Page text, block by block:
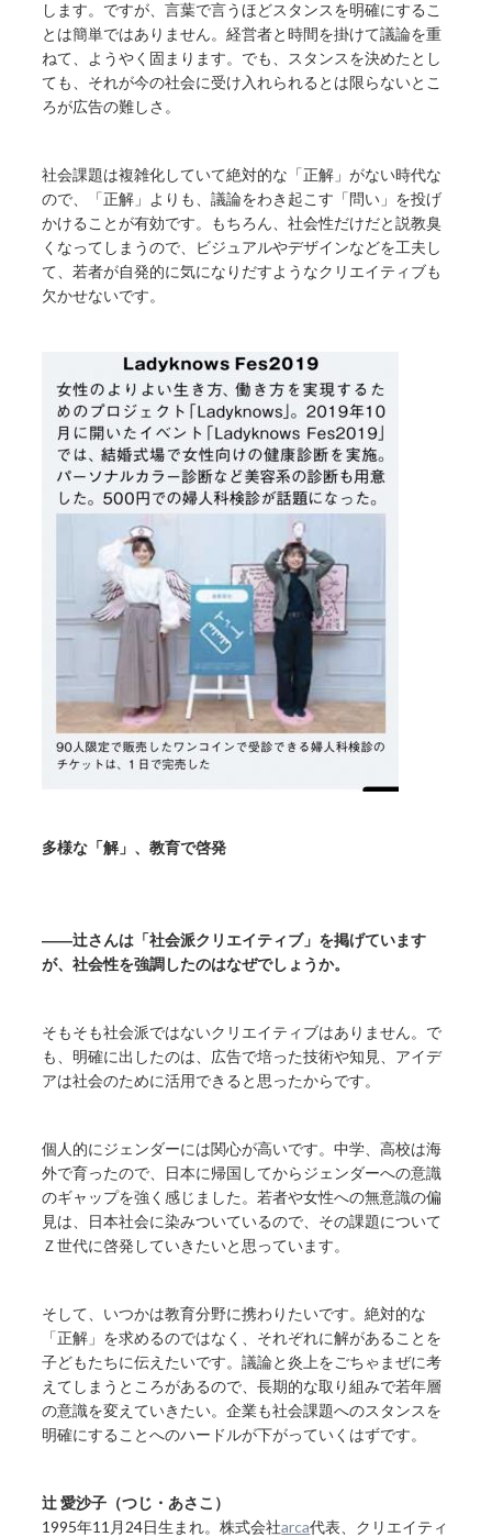
します。ですが、言葉で言うほどスタンスを明確にするこ
とは簡単ではありません。経営者と時間を掛けて議論を重
ねて、ようやく固まります。でも、スタンスを決めたとし
ても、それが今の社会に受け入れられるとは限らないとこ
ろが広告の難しさ。
社会課題は複雑化していて絶対的な「正解」がない時代な
ので、「正解」よりも、議論をわき起こす「問い」を投げ
かけることが有効です。もちろん、社会性だけだと説教臭
くなってしまうので、ビジュアルやデザインなどを工夫し
て、若者が自発的に気になりだすようなクリエイティブも
欠かせないです。
多様な「解」、教育で啓発
――辻さんは「社会派クリエイティブ」を掲げています
が、社会性を強調したのはなぜでしょうか。
そもそも社会派ではないクリエイティブはありません。で
も、明確に出したのは、広告で培った技術や知見、アイデ
アは社会のために活用できると思ったからです。
個人的にジェンダーには関心が高いです。中学、高校は海
外で育ったので、日本に帰国してからジェンダーへの意識
のギャップを強く感じました。若者や女性への無意識の偏
見は、日本社会に染みついているので、その課題について
Ｚ世代に啓発していきたいと思っています。
そして、いつかは教育分野に携わりたいです。絶対的な
「正解」を求めるのではなく、それぞれに解があることを
子どもたちに伝えたいです。議論と炎上をごちゃまぜに考
えてしまうところがあるので、長期的な取り組みで若年層
の意識を変えていきたい。企業も社会課題へのスタンスを
明確にすることへのハードルが下がっていくはずです。
辻 愛沙子（つじ・あさこ）
1995年11月24日生まれ。株式会社arca代表、クリエイティ